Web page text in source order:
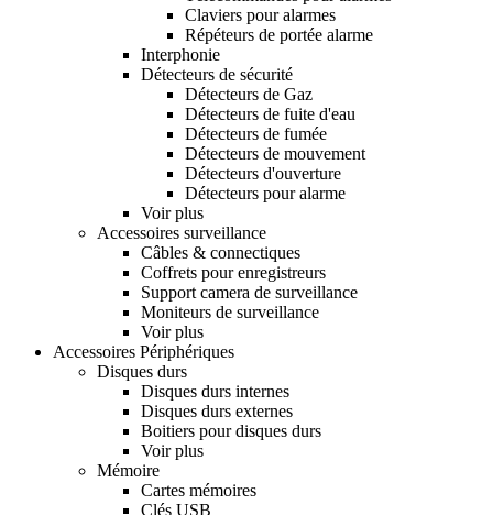
Claviers pour alarmes
Répéteurs de portée alarme
Interphonie
Détecteurs de sécurité
Détecteurs de Gaz
Détecteurs de fuite d'eau
Détecteurs de fumée
Détecteurs de mouvement
Détecteurs d'ouverture
Détecteurs pour alarme
Voir plus
Accessoires surveillance
Câbles & connectiques
Coffrets pour enregistreurs
Support camera de surveillance
Moniteurs de surveillance
Voir plus
Accessoires Périphériques
Disques durs
Disques durs internes
Disques durs externes
Boitiers pour disques durs
Voir plus
Mémoire
Cartes mémoires
Clés USB